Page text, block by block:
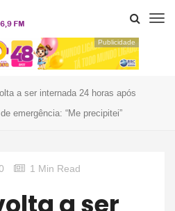
Publicidade
a ser internada 24 horas após
emergência: “Me precipitei”
1 Min Read